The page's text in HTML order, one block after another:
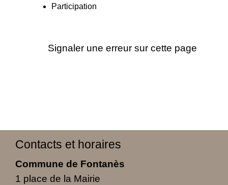
Participation
Signaler une erreur sur cette page
Contacts et horaires
Commune de Fontanès
1 place de la Mairie